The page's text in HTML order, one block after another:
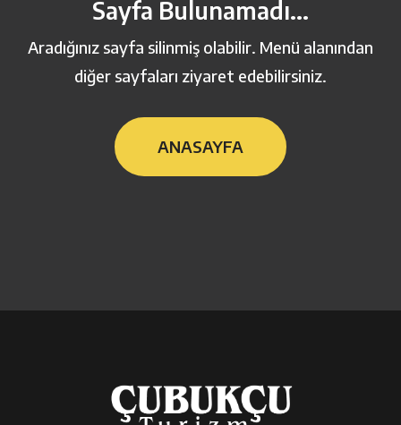
Sayfa Bulunamadı...
Aradığınız sayfa silinmiş olabilir. Menü alanından
diğer sayfaları ziyaret edebilirsiniz.
ANASAYFA